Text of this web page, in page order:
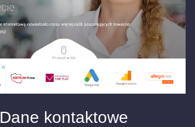
Dane kontaktowe